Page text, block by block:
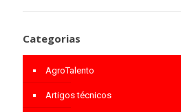
Categorias
AgroTalento
Artigos técnicos